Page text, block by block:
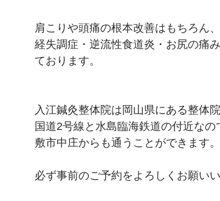
肩こりや頭痛の根本改善はもちろん
経失調症・逆流性食道炎・お尻の痛
ております。
入江鍼灸整体院は岡山県にある整体
国道2号線と水島臨海鉄道の付近な
敷市中庄からも通うことができます
必ず事前のご予約をよろしくお願いい